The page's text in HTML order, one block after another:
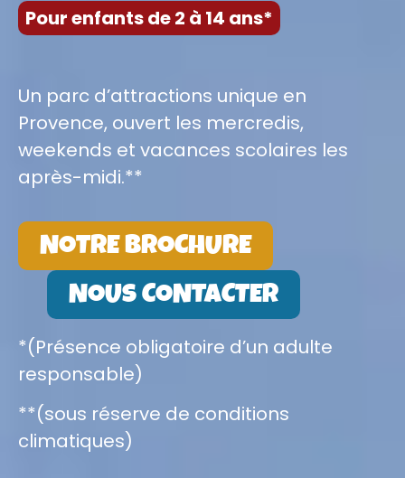
Pour enfants de 2 à 14 ans*
Un parc d’attractions unique en
Provence, ouvert les mercredis,
weekends et vacances scolaires les
après-midi.**
NOTRE BROCHURE
NOUS CONTACTER
*(Présence obligatoire d’un adulte
responsable)
**(sous réserve de conditions
climatiques)